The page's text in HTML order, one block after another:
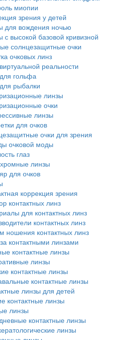
миопии
зрения у детей
для вождения ночью
с высокой базовой кривизной
солнцезащитные очки
очковых линз
реальности
гольфа
рыбалки
линзы
очки
линзы
для очков
очки для зрения
очковой моды
глаз
линзы
для очков
коррекция зрения
контактных линз
для контактных линз
контактных линз
ношения контактных линз
контактными линзами
контактные линзы
линзы
контактные линзы
контактные линзы
линзы для детей
контактные линзы
линзы
контактные линзы
линзы